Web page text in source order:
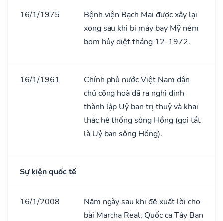
16/1/1975
Bệnh viện Bạch Mai được xây lại
xong sau khi bị máy bay Mỹ ném
bom hủy diệt tháng 12-1972.
16/1/1961
Chính phủ nước Việt Nam dân
chủ cộng hoà đã ra nghị định
thành lập Uỷ ban trị thuỷ và khai
thác hệ thống sông Hồng (gọi tắt
là Uỷ ban sông Hồng).
Sự kiện quốc tế
16/1/2008
Năm ngày sau khi đề xuất lời cho
bài Marcha Real, Quốc ca Tây Ban